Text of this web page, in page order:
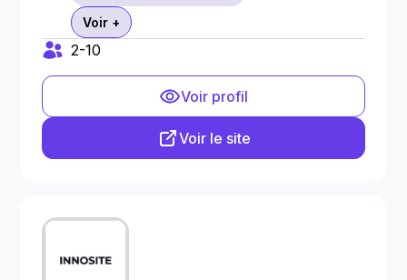
Voir +
2-10
Voir profil
Voir le site